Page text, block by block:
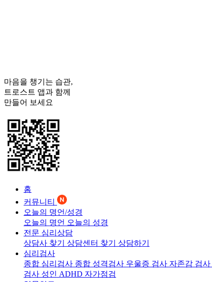
마음을 챙기는 습관,
트로스트 앱과 함께
만들어 보세요
홈
커뮤니티
오늘의 명언/성경
오늘의 명언 오늘의 성경
전문 심리상담
상담사 찾기 상담센터 찾기 상담하기
심리검사
종합 심리검사 종합 성격검사 우울증 검사 자존감 검사
검사 성인 ADHD 자가점검